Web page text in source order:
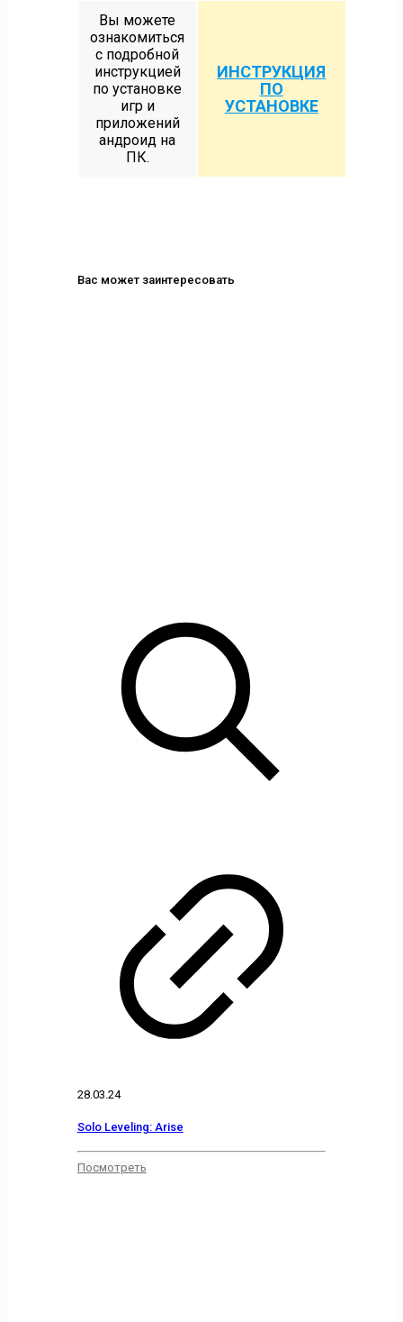
Вы можете
ознакомиться
с подробной
инструкцией
по установке
игр и
приложений
андроид на
ПК.
ИНСТРУКЦИЯ
ПО
УСТАНОВКЕ
Вас может заинтересовать
28.03.24
Solo Leveling: Arise
Посмотреть